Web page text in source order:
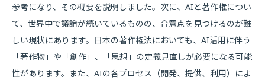
参考になり、その概要を説明しました。次に、AIと著作権につい
て、世界中で議論が続いているものの、合意点を見つけるのが難
しい現状にあります。日本の著作権法においても、AI活用に伴う
「著作物」や「創作」、「思想」の定義見直しが必要になる可能
性があります。また、AIの各プロセス（開発、提供、利用）によ